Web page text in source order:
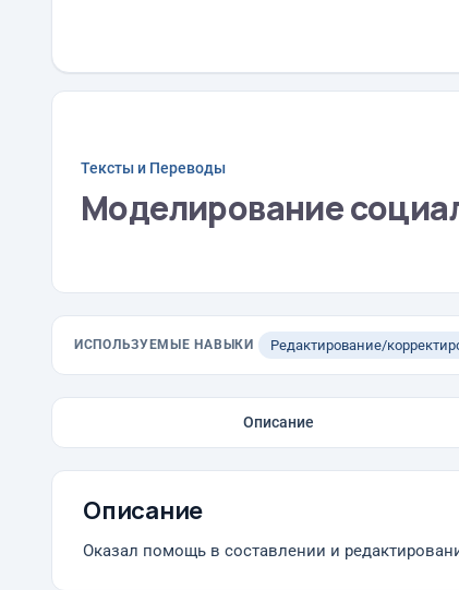
Тексты и Переводы
Моделирование
ИСПОЛЬЗУЕМЫЕ НАВЫКИ Редактирование/
Описание
Описание
Оказал помощь в составлении и